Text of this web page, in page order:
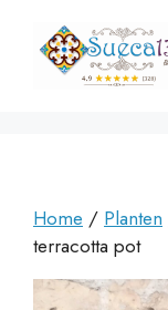
Home / Planten
terracotta pot